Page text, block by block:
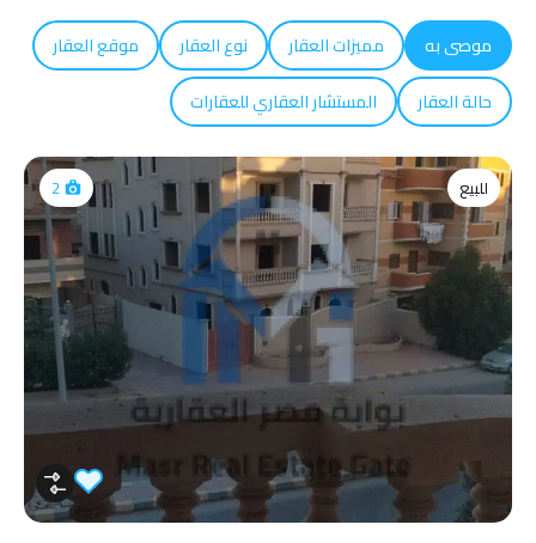
موصى به مميزات العقار نوع العقار
موقع العقار
حالة العقار
المستشار العقاري للعقارات
للبيع 2